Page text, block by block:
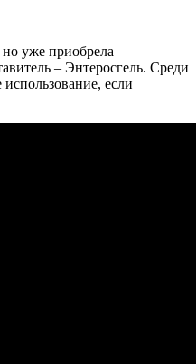
уже приобрела
– Энтеросгель. Среди
если